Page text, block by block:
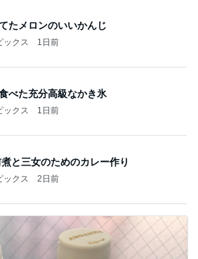
たメロンのいいかんじ
ックス 1日前
べた充分高級なかき氷
ックス 1日前
と三女のためのカレー作り
ックス 2日前